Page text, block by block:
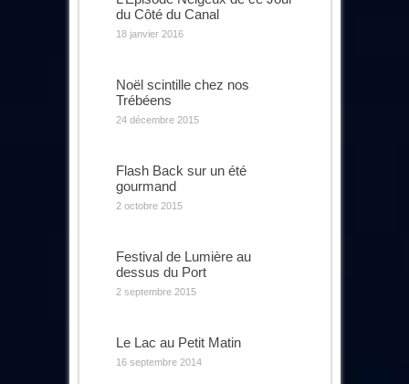
du Côté du Canal
18 janvier 2016
Noël scintille chez nos
Trébéens
24 décembre 2015
Flash Back sur un été
gourmand
2 octobre 2015
Festival de Lumière au
dessus du Port
2 septembre 2015
Le Lac au Petit Matin
16 septembre 2014